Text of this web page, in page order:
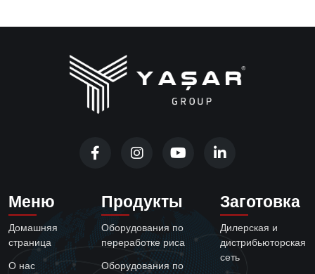
Меню
Домашняя
страница
О нас
Продукты
Оборудования по
переработке риса
Оборудования по
Заготовка
Дилерская и
дистрибьюторская
сеть